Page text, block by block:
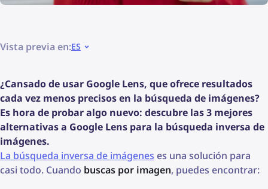
Vista previa en:ES
¿Cansado de usar Google Lens, que ofrece resultados
cada vez menos precisos en la búsqueda de imágenes?
Es hora de probar algo nuevo: descubre las 3 mejores
alternativas a Google Lens para la búsqueda inversa de
imágenes.
La búsqueda inversa de imágenes es una solución para
casi todo. Cuando buscas por imagen, puedes encontrar: